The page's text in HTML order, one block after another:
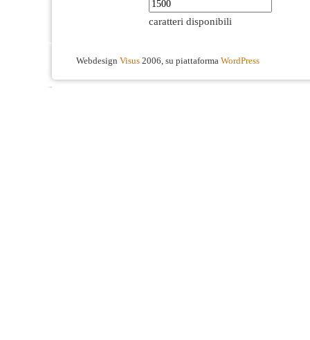
caratteri disponibili
Webdesign Visus 2006, su piattaforma WordPress